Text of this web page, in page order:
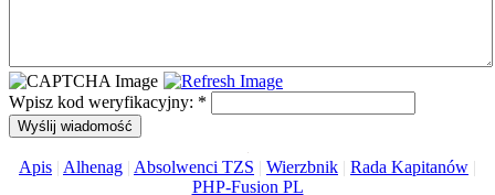
Wpisz kod weryfikacyjny: *
Wyślij wiadomość
Apis | Alhenag | Absolwenci TZS | Wierzbnik | Rada Kapitanów |
PHP-Fusion PL